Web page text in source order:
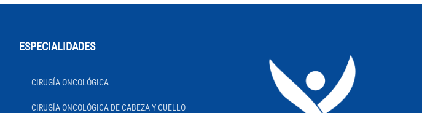
ESPECIALIDADES
CIRUGÍA ONCOLÓGICA
CIRUGÍA ONCOLÓGICA DE CABEZA Y CUELLO